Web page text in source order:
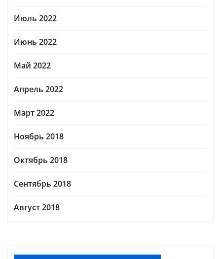
Июль 2022
Июнь 2022
Май 2022
Апрель 2022
Март 2022
Ноябрь 2018
Октябрь 2018
Сентябрь 2018
Август 2018